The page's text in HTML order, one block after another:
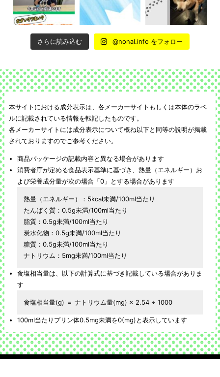
さらに読み込む @nonal.info をフォロー
本サイトにおける成分表示は、各メーカーサイトもしくは本体のラベ
ルに記載されている情報を転記したものです。
各メーカーサイトには成分表示について概ね以下と同等の説明が掲載
されておりますのでご参考ください。
商品パッケージの記載内容と異なる場合があります
消費者庁が定める食品表示基準に基づき、熱量（エネルギー）お
よび栄養成分量が次の場合「0」とする場合があります
熱量（エネルギー）：5kcal未満/100ml当たり
たんぱく質：0.5g未満/100ml当たり
脂質：0.5g未満/100ml当たり
炭水化物：0.5g未満/100ml当たり
糖質：0.5g未満/100ml当たり
ナトリウム：5mg未満/100ml当たり
食塩相当量は、以下の計算式に基づき記載している場合がありま
す
食塩相当量(g) ＝ ナトリウム量(mg) × 2.54 ÷ 1000
100ml当たりプリン体0.5mg未満を0(mg)と表示しています